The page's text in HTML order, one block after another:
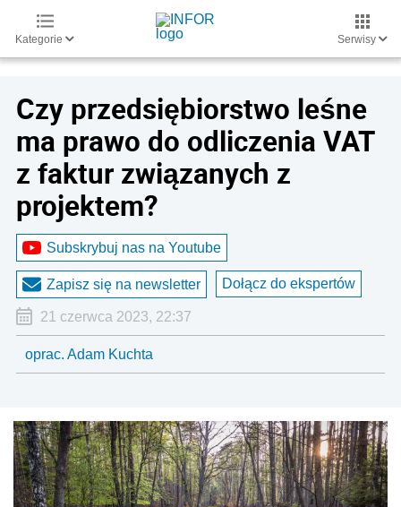
Kategorie Serwisy
Czy przedsiębiorstwo leśne
ma prawo do odliczenia VAT
z faktur związanych z
projektem?
Subskrybuj nas na Youtube
Zapisz się na newsletter Dołącz do ekspertów
21 czerwca 2023, 22:37
oprac. Adam Kuchta